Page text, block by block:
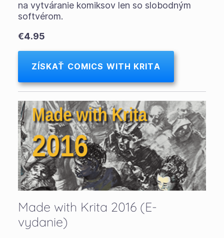
na vytváranie komiksov len so slobodným
softvérom.
€4.95
ZÍSKAŤ COMICS WITH KRITA
Made with Krita 2016 (E-
vydanie)